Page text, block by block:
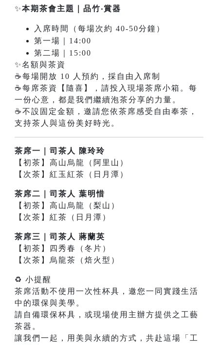
✨本期茶會主題｜ 品竹‧賞器
入席時間（每場次約 40-50分鐘）
第一場｜14:00
第二場｜15:00
✨名額與茶資
☕每場開放 10 人預約，採自由入席制
☕每席茶資【隨喜】，請投入現場茶席小箱。每
一份心意，都是我們繼續泡茶分享的力量。
☕不設固定金額，邀請您依茶席感受自由奉茶，
支持茶人與這份美好時光。
茶席一｜司茶人 陳玲玲
【初茶】高山烏龍（阿里山）
【次茶】紅玉紅茶（日月潭）
茶席二｜司茶人 葉明惜
【初茶】高山烏龍（梨山）
【次茶】紅茶（日月潭）
茶席三｜司茶人 蔣蘭英
【初茶】四秀春（冬片）
【次茶】烏龍茶（焙火型）
♻ 小提醒
茶席活動不使用一次性杯具，邀您一同實踐生活
中的環保與美學。
請自備環保杯具，或現場使用主辦方提供之工藝
茶器。
讓我們一起，用美與永續的方式，共赴這場「工